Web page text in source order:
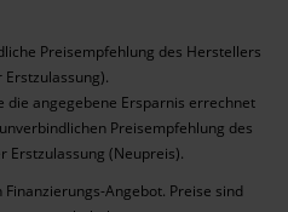
Preisempfehlung des Herstellers
Erstzulassung).
angegebene Ersparnis errechnet
Preisempfehlung des
Erstzulassung (Neupreis).
Angebot. Preise sind